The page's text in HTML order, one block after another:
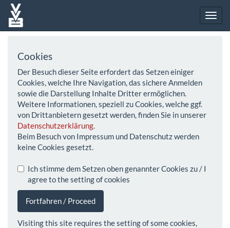
Cookies
Der Besuch dieser Seite erfordert das Setzen einiger
Cookies, welche Ihre Navigation, das sichere Anmelden
sowie die Darstellung Inhalte Dritter ermöglichen.
Weitere Informationen, speziell zu Cookies, welche ggf.
von Drittanbietern gesetzt werden, finden Sie in unserer
Datenschutzerklärung.
Beim Besuch von Impressum und Datenschutz werden
keine Cookies gesetzt.
Ich stimme dem Setzen oben genannter Cookies zu / I
agree to the setting of cookies
Fortfahren / Proceed
Visiting this site requires the setting of some cookies,